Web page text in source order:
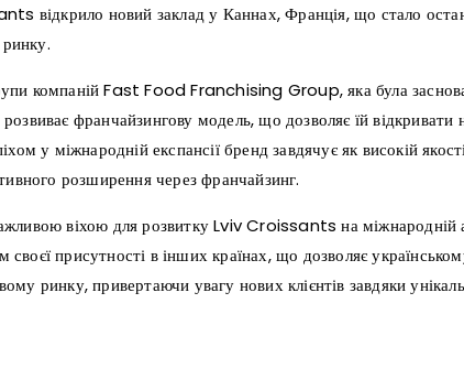
відкрило новий заклад у Каннах, Франція, що стало
компаній Fast Food Franchising Group, яка була
франчайзингову модель, що дозволяє їй відкривати
у міжнародній експансії бренд завдячує як високій
розширення через франчайзинг.
віхою для розвитку Lviv Croissants на міжнародній
присутності в інших країнах, що дозволяє
ринку, привертаючи увагу нових клієнтів завдяки